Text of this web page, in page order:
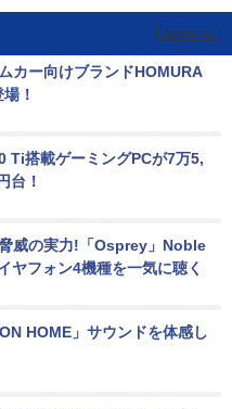
カー向けブランドHOMURA
！
Ti搭載ゲーミングPCが7万5,
台！
威の実力!「Osprey」Noble
ヤフォン4機種を一気に聴く
HOME」サウンドを体感し